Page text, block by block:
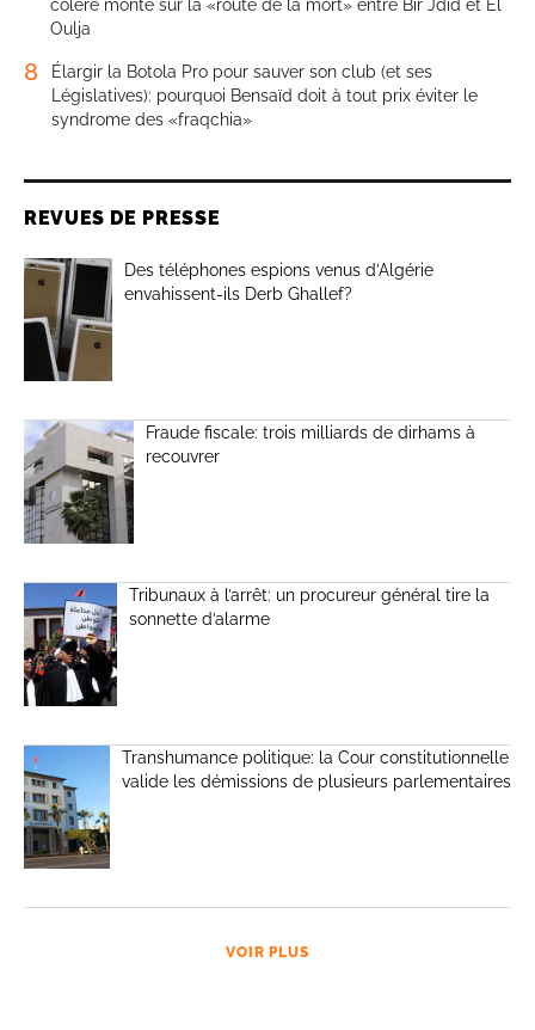
colère monte sur la «route de la mort» entre Bir Jdid et El
Oulja
8
Élargir la Botola Pro pour sauver son club (et ses
Législatives): pourquoi Bensaïd doit à tout prix éviter le
syndrome des «fraqchia»
REVUES DE PRESSE
Des téléphones espions venus d’Algérie
envahissent-ils Derb Ghallef?
Fraude fiscale: trois milliards de dirhams à
recouvrer
Tribunaux à l’arrêt: un procureur général tire la
sonnette d’alarme
Transhumance politique: la Cour constitutionnelle
valide les démissions de plusieurs parlementaires
VOIR PLUS